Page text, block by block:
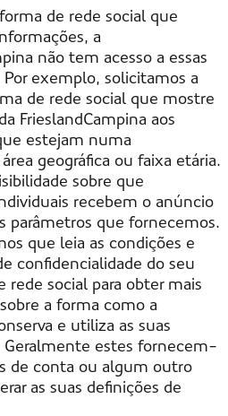
de rede social que
a
não tem acesso a essas
exemplo, solicitamos a
de rede social que mostre
FrieslandCampina aos
estejam numa
geográfica ou faixa etária.
sobre que
recebem o anúncio
parâmetros que fornecemos.
que leia as condições e
confidencialidade do seu
rede social para obter mais
a forma como a
e utiliza as suas
Geralmente estes fornecem-
de conta ou algum outro
as suas definições de